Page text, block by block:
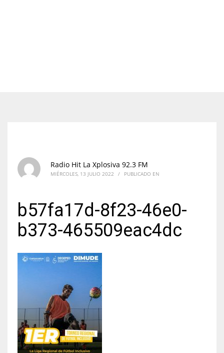
Radio Hit La Xplosiva 92.3 FM
MIÉRCOLES, 13 JULIO 2022 / PUBLICADO EN
b57fa17d-8f23-46e0-
b373-465509eac4dc